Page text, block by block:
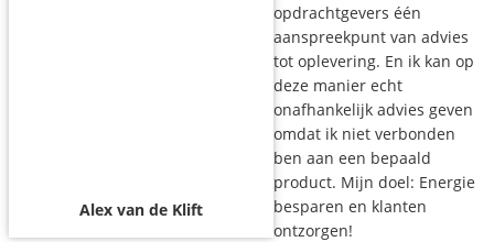
Alex van de Klift
opdrachtgevers één
aanspreekpunt van advies
tot oplevering. En ik kan op
deze manier echt
onafhankelijk advies geven
omdat ik niet verbonden
ben aan een bepaald
product. Mijn doel: Energie
besparen en klanten
ontzorgen!